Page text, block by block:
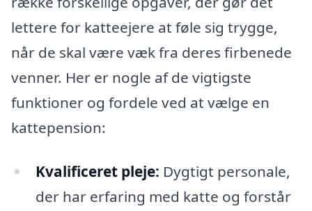
lettere for katteejere at føle sig trygge,
når de skal være væk fra deres firbenede
venner. Her er nogle af de vigtigste
funktioner og fordele ved at vælge en
kattepension:
Kvalificeret pleje: Dygtigt personale,
der har erfaring med katte og forstår